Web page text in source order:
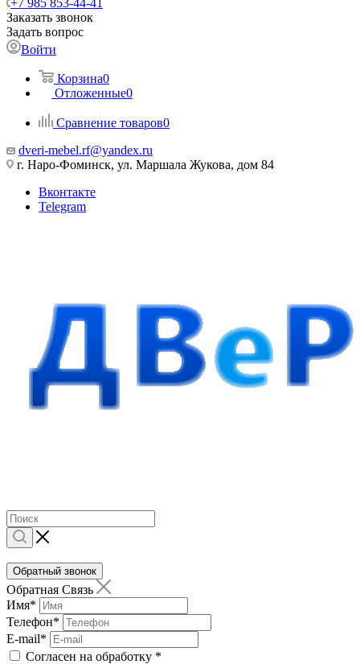
+7 985 853-44-41
Заказать звонок
Задать вопрос
Войти
Корзина0
Отложенные0
Сравнение товаров0
dveri-mebel.rf@yandex.ru
г. Наро-Фоминск, ул. Маршала Жукова, дом 84
Вконтакте
Telegram
Обратный звонок
Обратная Связь
Имя*
Телефон*
E-mail*
Согласен на обработку *